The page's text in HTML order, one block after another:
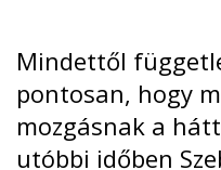
Mindettől
pontosan, hogy
mozgásnak a
utóbbi időben